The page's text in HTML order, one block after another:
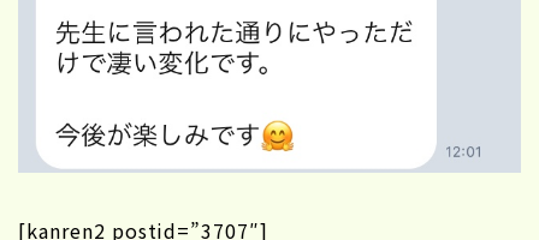
[kanren2 postid=”3707″]